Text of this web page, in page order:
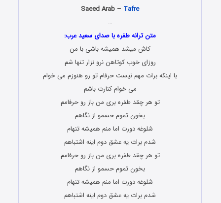
Saeed Arab – Tafre
…
متن ترانه طفره با صدای سعید عرب:
کاش میشد همیشه باشی با من
روزای خوب کوتاهن نرو نزار تنها شم
با اینکه برات مهم نیست حرفام تو رو هنوزم می خوام
می خوام کنارت باشم
تو هر چقد طفره بری من باز رو حرفامم
بخون تموم حسمو از نگاهم
شلوغه دورت اما منم همیشه تنهام
شدم برات یه عشق دوم اینه اشتباهم
تو هر چقد طفره بری من باز رو حرفامم
بخون تموم حسمو از نگاهم
شلوغه دورت اما منم همیشه تنهام
شدم برات یه عشق دوم اینه اشتباهم